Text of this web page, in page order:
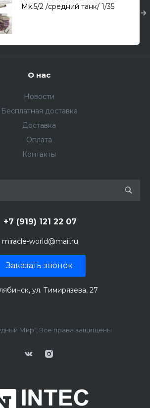
Mk.5/2 /средний танк/ 1/35
О нас
Новости
Бесплатная доставка
Доставка
Оплата
Контакты
+7 (919) 121 22 07
miracle-world@mail.ru
Заказать звонок
ул. Тимирязева, 27
Мир", Все права защищены